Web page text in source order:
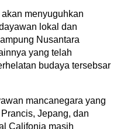
menyuguhkan
lokal dan
Nusantara
yang telah
budaya tersebsar
mancanegara yang
Jepang, dan
Califonia masih